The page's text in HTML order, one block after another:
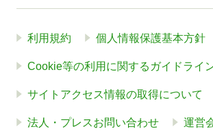
利用規約 個人情報保護基本方針
Cookie等の利用に関するガイドライ
サイトアクセス情報の取得について
法人・プレスお問い合わせ 運営